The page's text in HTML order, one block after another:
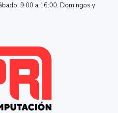
9:00 a 16:00. Domingos y